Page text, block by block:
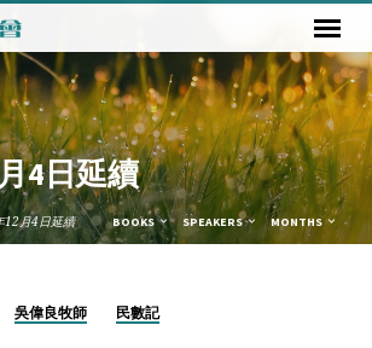
4日延續
12月4日延續 BOOKS SPEAKERS MONTHS
吳偉良牧師 民數記